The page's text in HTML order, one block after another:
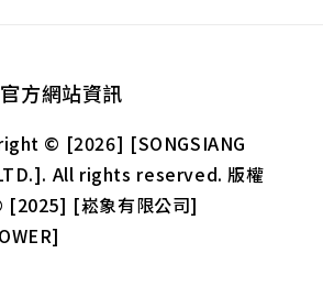
方網站資訊
© [2026] [SONGSIANG
All rights reserved. 版權
[2025] [崧象有限公司]